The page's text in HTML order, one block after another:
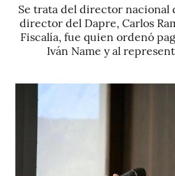
Se trata del director
director del Dapre, Carlos
Fiscalía, fue quien ordenó
Iván Name y al